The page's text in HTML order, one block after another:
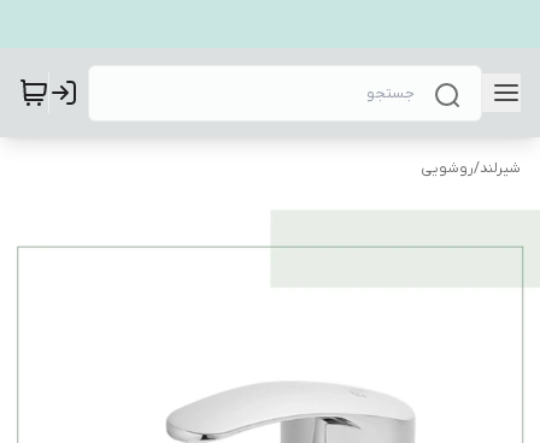
شیرلند/روشویی